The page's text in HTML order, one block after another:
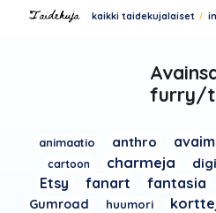
kaikki taidekujalaiset
furry/
animaatio anthro
cartoon charmeja
Etsy fanart fantasia
Gumroad huumori